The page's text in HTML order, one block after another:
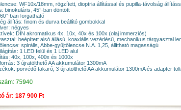
WF10x/18mm, rögzített, dioptria állítással és pupilla-távolság
binokuláris, 45°-ban döntött
ban forgatható
állítás: finom és durva beállító gombokkal
négyes
DIN akromatikus 4x, 10x, 40x és 100x (olaj immerziós)
beépített alsó állású, koaxiális vezérlésű, mechanikus tárgyasztal
spirális, Abbe-gyűjtőlencse N.A. 1,25, állítható magasságú
1 LED felül és 1 LED alul
40x, 100x, 400x és 1000x
3 újratölthető AA akkumulátor 1300mA
porvédő takaró, 3 újratölthető AA akkumulátor 1300mA és adapter
75940
ár: 187 900 Ft